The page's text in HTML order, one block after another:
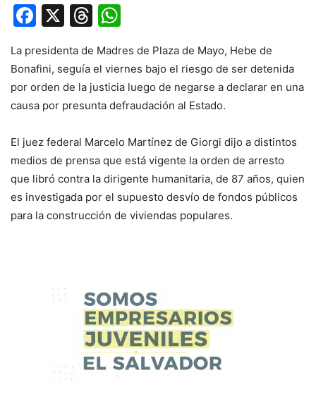
Facebook
X Threads
La presidenta de Madres de Plaza de Mayo, Hebe de
Bonafini, seguía el viernes bajo el riesgo de ser detenida
por orden de la justicia luego de negarse a declarar en una
causa por presunta defraudación al Estado.
El juez federal Marcelo Martínez de Giorgi dijo a distintos
medios de prensa que está vigente la orden de arresto
que libró contra la dirigente humanitaria, de 87 años, quien
es investigada por el supuesto desvío de fondos públicos
para la construcción de viviendas populares.